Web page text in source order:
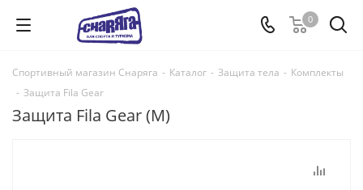
0
Спортивный магазин Снаряга - Каталог - Защита тела - Комплекты
- Защита Fila Gear
Защита Fila Gear (M)